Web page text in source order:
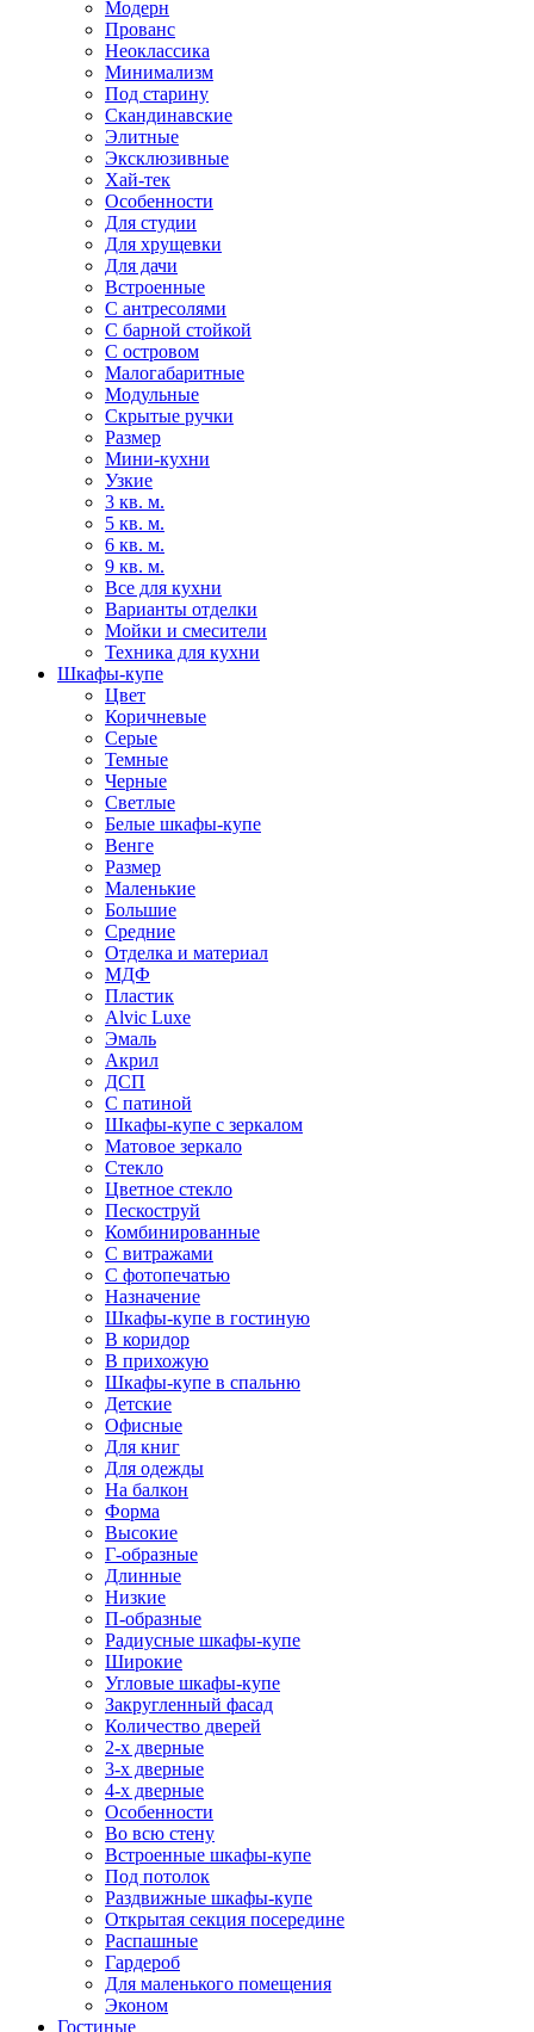
Модерн
Прованс
Неоклассика
Минимализм
Под старину
Скандинавские
Элитные
Эксклюзивные
Хай-тек
Особенности
Для студии
Для хрущевки
Для дачи
Встроенные
С антресолями
С барной стойкой
С островом
Малогабаритные
Модульные
Скрытые ручки
Размер
Мини-кухни
Узкие
3 кв. м.
5 кв. м.
6 кв. м.
9 кв. м.
Все для кухни
Варианты отделки
Мойки и смесители
Техника для кухни
Шкафы-купе
Цвет
Коричневые
Серые
Темные
Черные
Светлые
Белые шкафы-купе
Венге
Размер
Маленькие
Большие
Средние
Отделка и материал
МДФ
Пластик
Alvic Luxe
Эмаль
Акрил
ДСП
С патиной
Шкафы-купе с зеркалом
Матовое зеркало
Стекло
Цветное стекло
Пескоструй
Комбинированные
С витражами
С фотопечатью
Назначение
Шкафы-купе в гостиную
В коридор
В прихожую
Шкафы-купе в спальню
Детские
Офисные
Для книг
Для одежды
На балкон
Форма
Высокие
Г-образные
Длинные
Низкие
П-образные
Радиусные шкафы-купе
Широкие
Угловые шкафы-купе
Закругленный фасад
Количество дверей
2-х дверные
3-х дверные
4-х дверные
Особенности
Во всю стену
Встроенные шкафы-купе
Под потолок
Раздвижные шкафы-купе
Открытая секция посередине
Распашные
Гардероб
Для маленького помещения
Эконом
Гостиные